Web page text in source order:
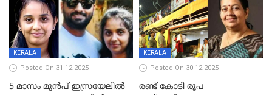
KERALA
Posted On 31-12-2025
5 മാസം മുൻപ് ഇസ്രയേലിൽ
KERALA
Posted On 30-12-2025
രണ്ട് കോടി രൂപ